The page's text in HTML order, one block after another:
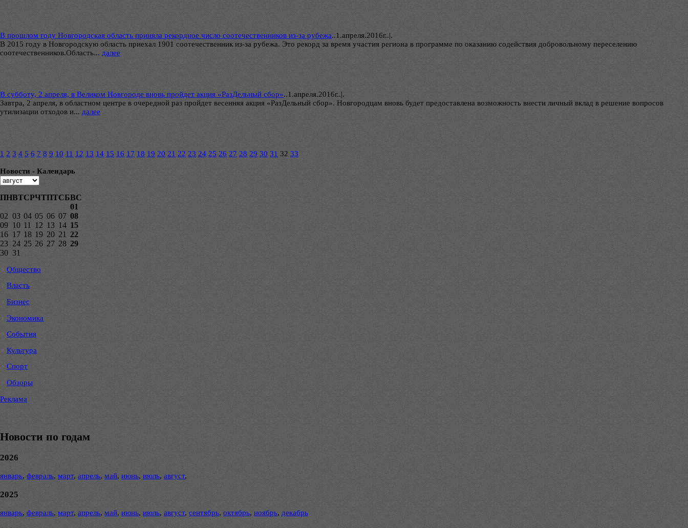
В прошлом году Новгородская область приняла рекордное число соотечественников из-за рубежа..1.апреля.2016г..|.
В 2015 году в Новгородскую область приехал 1901 соотечественник из-за рубежа. Это рекорд за время участия региона в программе по оказанию содействия добровольному переселению
соотечественников.Область... далее
В субботу, 2 апреля, в Великом Новгороде вновь пройдет акция «РазДельный сбор»..1.апреля.2016г..|.
Завтра, 2 апреля, в областном центре в очередной раз пройдет весенняя акция «РазДельный сбор». Новгородцам вновь будет предоставлена возможность внести личный вклад в решение вопросов
утилизации отходов и... далее
1 2 3 4 5 6 7 8 9 10 11 12 13 14 15 16 17 18 19 20 21 22 23 24 25 26 27 28 29 30 31 32 33
Новости - Календарь
ПНВТСРЧТПТСБВС
01
02 03 04 05 06 07 08
09 10 11 12 13 14 15
16 17 18 19 20 21
22
23 24 25 26 27 28 29
30 31
Общество
Власть
Бизнес
Экономика
События
Культура
Спорт
Обзоры
Реклама
Новости по годам
2026
январь, февраль, март, апрель, май, июнь, июль, август,
2025
январь, февраль, март, апрель, май, июнь, июль, август, сентябрь, октябрь, ноябрь, декабрь